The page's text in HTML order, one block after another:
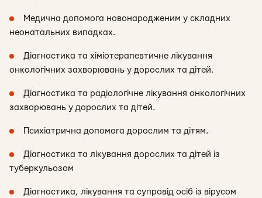
Медична допомога новонародженим у складних
неонатальних випадках.
Діагностика та хіміотерапевтичне лікування
онкологічних захворювань у дорослих та дітей.
Діагностика та радіологічне лікування онкологічних
захворювань у дорослих та дітей.
Психіатрична допомога дорослим та дітям.
Діагностика та лікування дорослих та дітей із
туберкульозом
Діагностика, лікування та супровід осіб із вірусом